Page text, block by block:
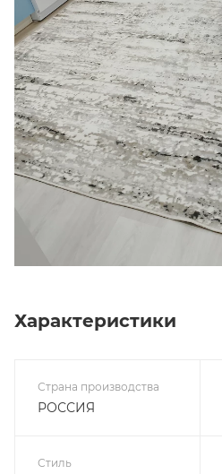
Характеристики
Страна производства
РОССИЯ
Стиль